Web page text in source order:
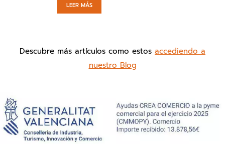
LEER MÁS
Descubre más artículos como estos accediendo a
nuestro Blog